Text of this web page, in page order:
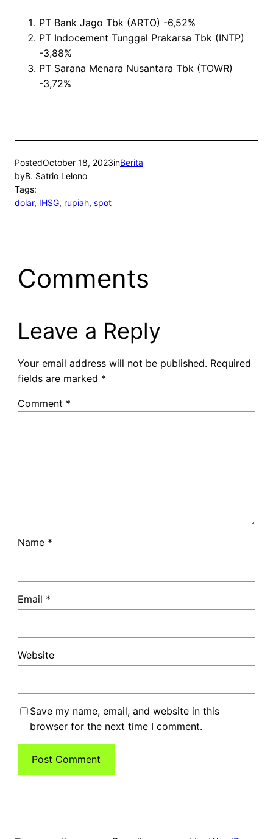
PT Bank Jago Tbk (ARTO) -6,52%
PT Indocement Tunggal Prakarsa Tbk (INTP)
-3,88%
PT Sarana Menara Nusantara Tbk (TOWR)
-3,72%
PostedOctober 18, 2023inBerita
byB. Satrio Lelono
Tags:
dolar, IHSG, rupiah, spot
Comments
Leave a Reply
Your email address will not be published. Required
fields are marked *
Comment *
Name *
Email *
Website
Save my name, email, and website in this
browser for the next time I comment.